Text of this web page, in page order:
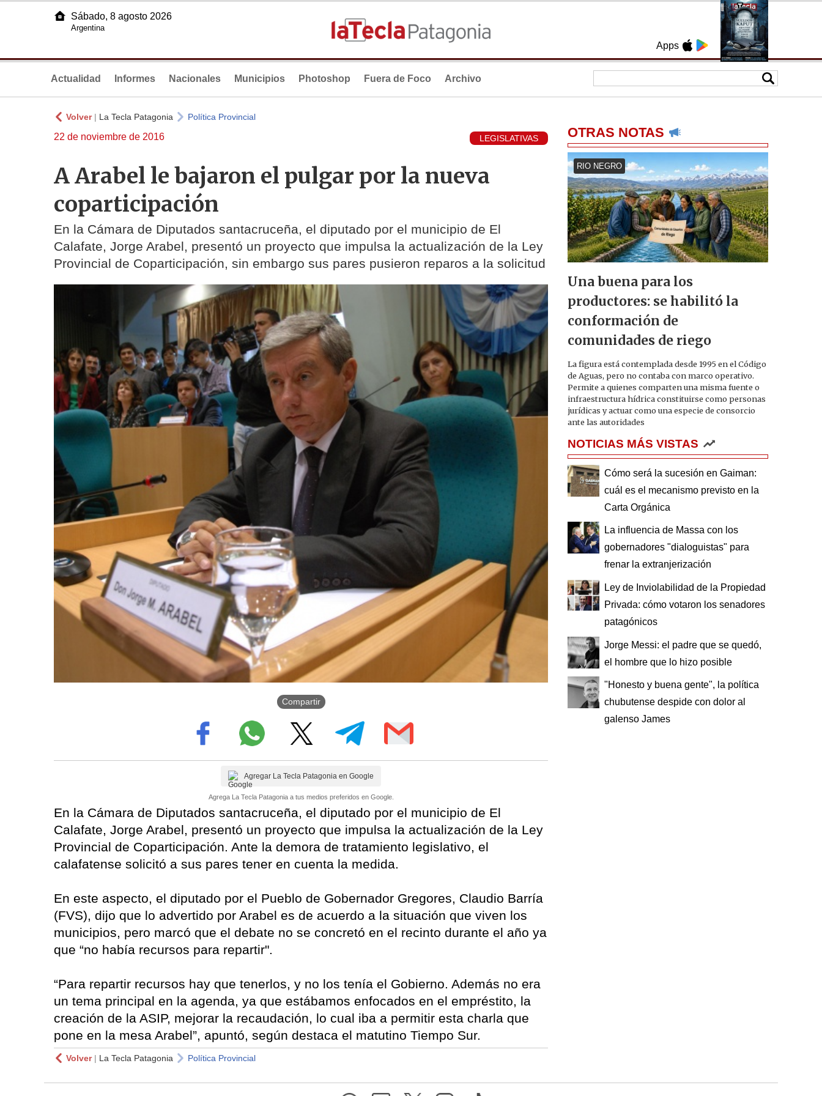
Apps
Sábado, 8 agosto 2026
Argentina
Actualidad Informes Nacionales Municipios Photoshop Fuera de Foco Archivo
Volver| La Tecla Patagonia Política Provincial
22 de noviembre de 2016 LEGISLATIVAS
A Arabel le bajaron el pulgar por la nueva
coparticipación
En la Cámara de Diputados santacruceña, el diputado por el municipio de El
Calafate, Jorge Arabel, presentó un proyecto que impulsa la actualización de la Ley
Provincial de Coparticipación, sin embargo sus pares pusieron reparos a la solicitud
Compartir
Agregar La Tecla Patagonia en Google
Agrega La Tecla Patagonia a tus medios preferidos en Google.
En la Cámara de Diputados santacruceña, el diputado por el municipio de El
Calafate, Jorge Arabel, presentó un proyecto que impulsa la actualización de la Ley
Provincial de Coparticipación. Ante la demora de tratamiento legislativo, el
calafatense solicitó a sus pares tener en cuenta la medida.
En este aspecto, el diputado por el Pueblo de Gobernador Gregores, Claudio Barría
(FVS), dijo que lo advertido por Arabel es de acuerdo a la situación que viven los
municipios, pero marcó que el debate no se concretó en el recinto durante el año ya
que “no había recursos para repartir".
“Para repartir recursos hay que tenerlos, y no los tenía el Gobierno. Además no era
un tema principal en la agenda, ya que estábamos enfocados en el empréstito, la
creación de la ASIP, mejorar la recaudación, lo cual iba a permitir esta charla que
pone en la mesa Arabel”, apuntó, según destaca el matutino Tiempo Sur.
Volver| La Tecla Patagonia Política Provincial
OTRAS NOTAS
RIO NEGRO
Una buena para los
productores: se habilitó la
conformación de
comunidades de riego
La figura está contemplada desde 1995 en el Código
de Aguas, pero no contaba con marco operativo.
Permite a quienes comparten una misma fuente o
infraestructura hídrica constituirse como personas
jurídicas y actuar como una especie de consorcio
ante las autoridades
NOTICIAS MÁS VISTAS
Cómo será la sucesión en Gaiman:
cuál es el mecanismo previsto en la
Carta Orgánica
La influencia de Massa con los
gobernadores "dialoguistas" para
frenar la extranjerización
Ley de Inviolabilidad de la Propiedad
Privada: cómo votaron los senadores
patagónicos
Jorge Messi: el padre que se quedó,
el hombre que lo hizo posible
"Honesto y buena gente", la política
chubutense despide con dolor al
galenso James